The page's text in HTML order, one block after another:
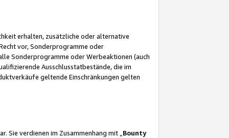
erhalten, zusätzliche oder alternative
vor, Sonderprogramme oder
Sonderprogramme oder Werbeaktionen (auch
Ausschlusstatbestände, die im
geltende Einschränkungen gelten
Sie verdienen im Zusammenhang mit „ Bounty